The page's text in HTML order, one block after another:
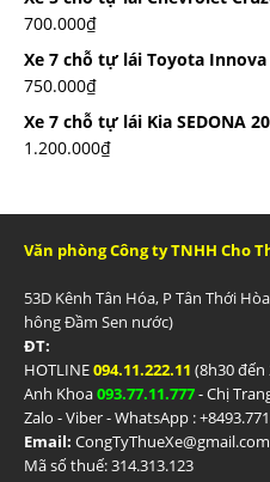
700.000₫
Xe 7 chỗ tự lái Toyota Innova
750.000₫
Xe 7 chỗ tự lái Kia SEDONA
1.200.000₫
Văn phòng Công ty TNHH Cho
53D Kênh Tân Hóa, P Tân Thới
hông Đầm Sen nước)
ĐT:
HOTLINE094.11.222.11 (8h30 đến
Anh Khoa093.77.11.777- Chị
Zalo - Viber - WhatsApp : +84
Email: CongTyThueXe@gmail.com
Mã số thuế: 314.313.123